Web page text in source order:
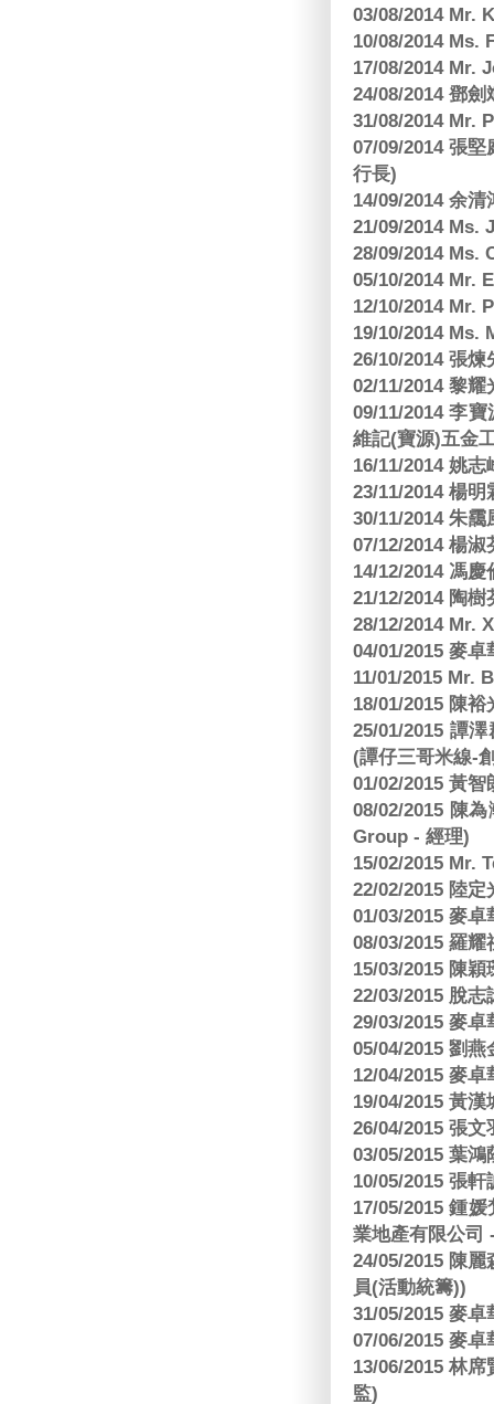
03/08/2014 Mr.
10/08/2014 Ms.
17/08/2014 Mr.
24/08/2014 鄧
31/08/2014 Mr.
07/09/2014 張
行長)
14/09/2014 余
21/09/2014 Ms.
28/09/2014 Ms.
05/10/2014 Mr.
12/10/2014 Mr.
19/10/2014 Ms.
26/10/2014 張
02/11/2014 黎
09/11/2014 李
維記(寶源)五金
16/11/2014 姚
23/11/2014 楊
30/11/2014 朱
07/12/2014 楊
14/12/2014 馮
21/12/2014 陶
28/12/2014 Mr.
04/01/2015 麥
11/01/2015 Mr.
18/01/2015 陳
25/01/2015 譚
(譚仔三哥米線-
01/02/2015 黃
08/02/2015 陳
Group - 經理)
15/02/2015 Mr.
22/02/2015 陸
01/03/2015 麥
08/03/2015 羅
15/03/2015 陳
22/03/2015 脫
29/03/2015 麥
05/04/2015 劉
12/04/2015 麥
19/04/2015 黃
26/04/2015 張
03/05/2015 葉
10/05/2015 張
17/05/2015 鍾
業地產有限公司
24/05/2015 陳
員(活動統籌))
31/05/2015 麥
07/06/2015 麥
13/06/2015 林
監)